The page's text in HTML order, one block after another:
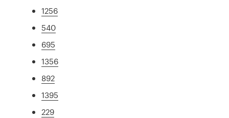
1256
540
695
1356
892
1395
229